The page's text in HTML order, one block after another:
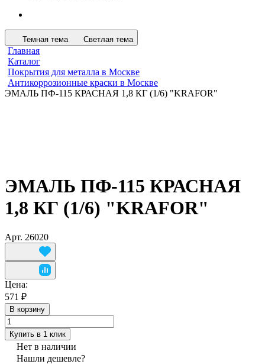
Темная тема Светлая тема
Главная
Каталог
Покрытия для металла в Москве
Антикоррозионные краски в Москве
ЭМАЛЬ ПФ-115 КРАСНАЯ 1,8 КГ (1/6) "KRAFOR"
ЭМАЛЬ ПФ-115 КРАСНАЯ
1,8 КГ (1/6) "KRAFOR"
Арт. 26020
Цена:
571 ₽
В корзину
Купить в 1 клик
Нет в наличии
Нашли дешевле?